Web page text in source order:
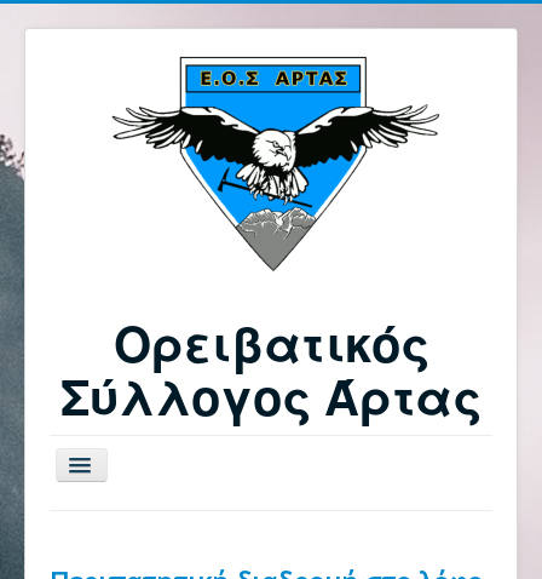
Ορειβατικός
Σύλλογος Άρτας
Εναλλαγή
πλοήγησης